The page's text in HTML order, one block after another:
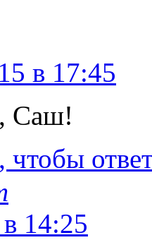
в 17:45
Саш!
чтобы
14:25